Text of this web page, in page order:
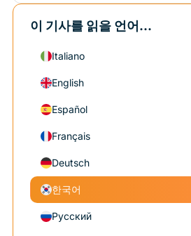
이 기사를 읽을 언어...
Italiano
English
Español
Français
Deutsch
한국어
Русский